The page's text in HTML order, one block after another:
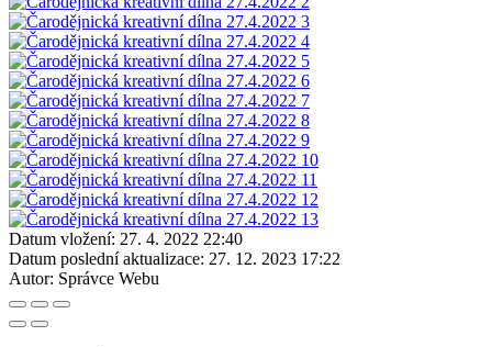
Datum vložení: 27. 4. 2022 22:40
Datum poslední aktualizace: 27. 12. 2023 17:22
Autor: Správce Webu